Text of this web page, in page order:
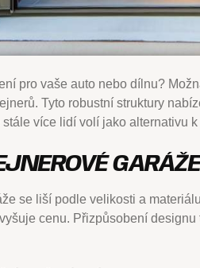
pro vaše auto nebo dílnu?
Tyto robustní struktury
více lidí volí jako alternativu
GARÁŽE
se liší podle velikosti a
cenu. Přizpůsobení